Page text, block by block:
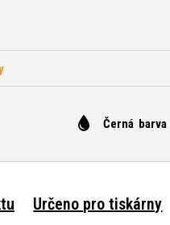
Černá barva
Určeno pro tiskárny